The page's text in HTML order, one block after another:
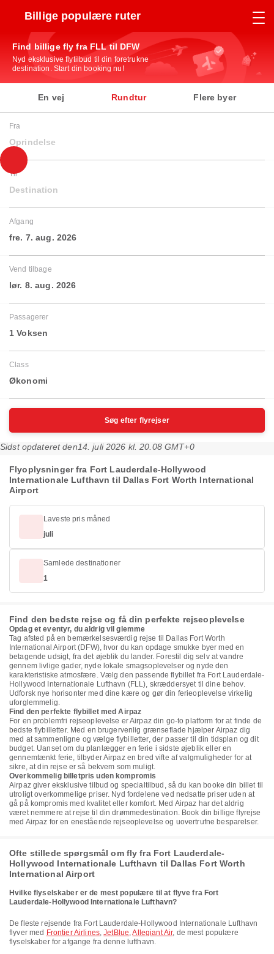
Billige populære ruter
Find billige fly fra FLL til DFW
Nyd eksklusive flytilbud til din foretrukne
destination. Start din booking nu!
En vej Rundtur Flere byer
Fra
Oprindelse
Til
Destination
Afgang
fre. 7. aug. 2026
Vend tilbage
lør. 8. aug. 2026
Passagerer
1 Voksen
Class
Økonomi
Søg efter flyrejser
Sidst opdateret den14. juli 2026 kl. 20.08 GMT+0
Flyoplysninger fra Fort Lauderdale-Hollywood
Internationale Lufthavn til Dallas Fort Worth International
Airport
Laveste pris måned
juli
Samlede destinationer
1
Find den bedste rejse og få din perfekte rejseoplevelse
Opdag et eventyr, du aldrig vil glemme
Tag afsted på en bemærkelsesværdig rejse til Dallas Fort Worth
International Airport (DFW), hvor du kan opdage smukke byer med en
betagende udsigt, fra det øjeblik du lander. Forestil dig selv at vandre
gennem livlige gader, nyde lokale smagsoplevelser og nyde den
karakteristiske atmosfære. Vælg den passende flybillet fra Fort Lauderdale-
Hollywood Internationale Lufthavn (FLL), skræddersyet til dine behov.
Udforsk nye horisonter med dine kære og gør din ferieoplevelse virkelig
uforglemmelig.
Find den perfekte flybillet med Airpaz
For en problemfri rejseoplevelse er Airpaz din go-to platform for at finde de
bedste flybilletter. Med en brugervenlig grænseflade hjælper Airpaz dig
med at sammenligne og vælge flybilletter, der passer til din tidsplan og dit
budget. Uanset om du planlægger en ferie i sidste øjeblik eller en
gennemtænkt ferie, tilbyder Airpaz en bred vifte af valgmuligheder for at
sikre, at din rejse er så bekvem som muligt.
Overkommelig billetpris uden kompromis
Airpaz giver eksklusive tilbud og specialtilbud, så du kan booke din billet til
utroligt overkommelige priser. Nyd fordelene ved nedsatte priser uden at
gå på kompromis med kvalitet eller komfort. Med Airpaz har det aldrig
været nemmere at rejse til din drømmedestination. Book din billige flyrejse
med Airpaz for en enestående rejseoplevelse og uovertrufne besparelser.
Ofte stillede spørgsmål om fly fra Fort Lauderdale-
Hollywood Internationale Lufthavn til Dallas Fort Worth
International Airport
Hvilke flyselskaber er de mest populære til at flyve fra Fort
Lauderdale-Hollywood Internationale Lufthavn?
De fleste rejsende fra Fort Lauderdale-Hollywood Internationale Lufthavn
flyver med Frontier Airlines,JetBlue,Allegiant Air, de mest populære
flyselskaber for afgange fra denne lufthavn.